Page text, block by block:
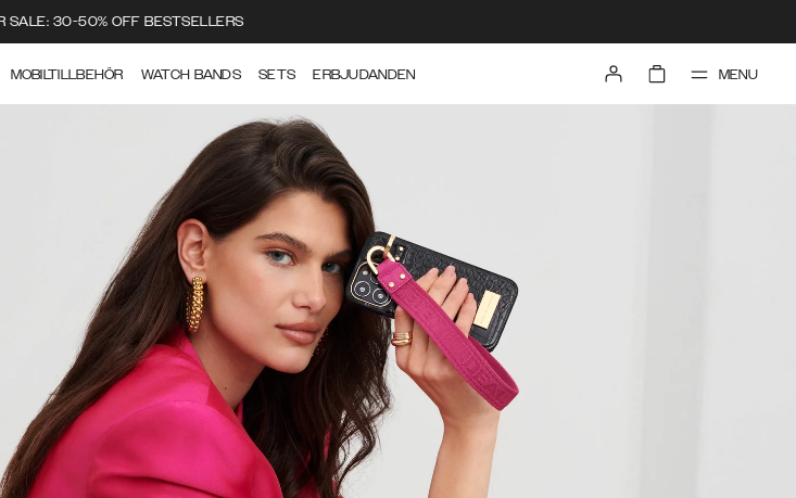
SALE: 30-50% OFF BESTSELLERS
MOBILTILLBEHÖR WATCH BANDS SETS ERBJUDANDEN MENU